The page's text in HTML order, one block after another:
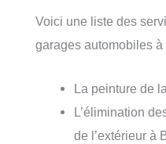
Voici une liste des
garages automobiles à
La peinture de
L’élimination
de l’extérieur à